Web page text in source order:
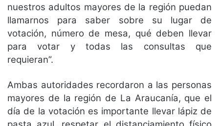
nuestros adultos mayores de la región puedan
llamarnos para saber sobre su lugar de
votación, número de mesa, qué deben llevar
para votar y todas las consultas que
requieran”.
Ambas autoridades recordaron a las personas
mayores de la región de La Araucanía, que el
día de la votación es importante llevar lápiz de